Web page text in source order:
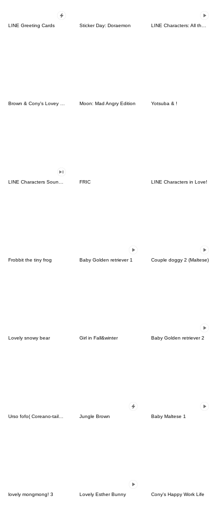
LINE Greeting Cards Sticker Day: Doraemon
Brown & Cony's Lovey Dovey Date Moon: Mad Angry Edition Yotsuba & !
FRIC LINE Characters in Love!
Frobbit the tiny frog Baby Golden retriever 1 Couple doggy 2 (Maltese)
Lovely snowy bear Girl in Fall&winter Baby Golden retriever 2
Jungle Brown Baby Maltese 1
lovely mongmong! 3 Lovely Esther Bunny Cony's Happy Work Life